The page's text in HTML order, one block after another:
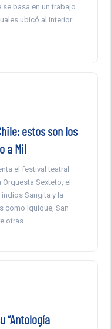
se basa en un trabajo
ubicó al interior
estos son los
a Mil
el festival teatral
Sexteto, el
Sangita y la
como Iquique, San
otras.
“Antología